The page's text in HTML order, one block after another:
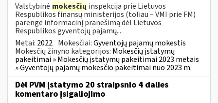
Valstybinė mokesčių inspekcija prie Lietuvos
Respublikos finansų ministerijos (toliau – VMI prie FM)
parengė informacinį pranešimą dėl Lietuvos
Respublikos gyventojų pajamų...
Metai: 2022 Mokesčiai:Gyventojų pajamų mokestis
Mokesčių žinyno kategorijos: Mokesčių įstatymų
pakeitimai » Mokesčių įstatymų pakeitimai 2023 metais
» Gyventojų pajamų mokesčio pakeitimai nuo 2023 m.
Dėl PVM įstatymo 20 straipsnio 4 dalies
komentaro įsigaliojimo